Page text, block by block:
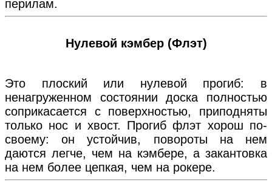
перилам.
Нулевой кэмбер (Флэт)
Это плоский или нулевой прогиб: в
ненагруженном состоянии доска полностью
соприкасается с поверхностью, приподняты
только нос и хвост. Прогиб флэт хорош по-
своему: он устойчив, повороты на нем
даются легче, чем на кэмбере, а закантовка
на нем более цепкая, чем на рокере.